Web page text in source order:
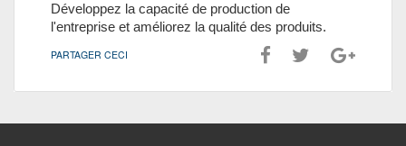
Développez la capacité de production de
l'entreprise et améliorez la qualité des produits.
PARTAGER CECI